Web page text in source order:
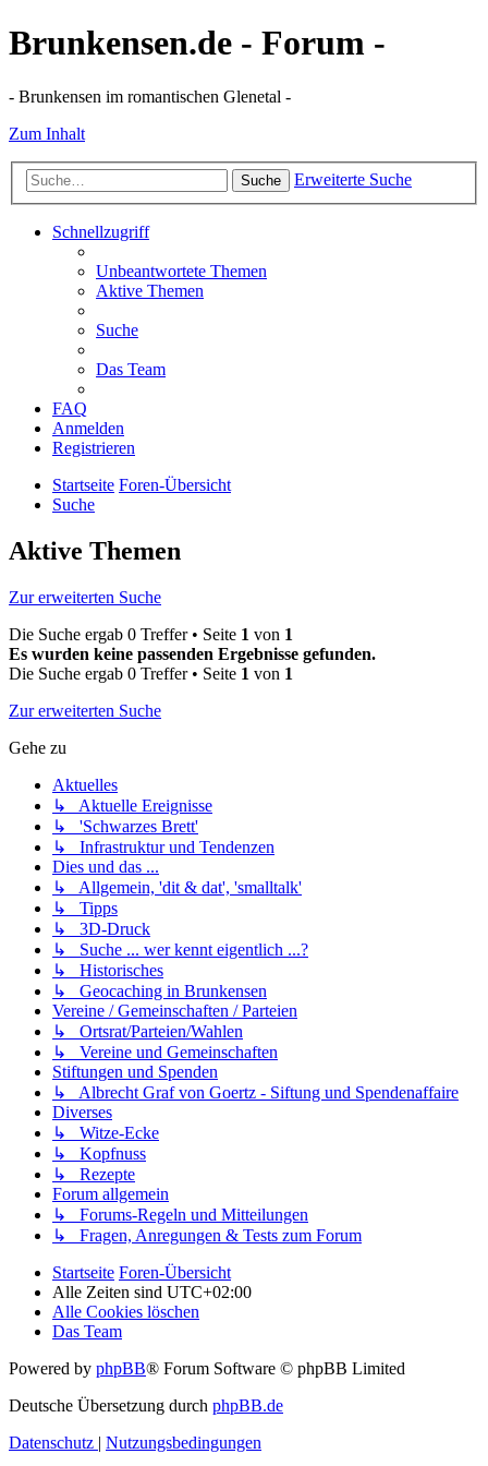
Brunkensen.de - Forum -
- Brunkensen im romantischen Glenetal -
Zum Inhalt
Suche Erweiterte Suche
Schnellzugriff
Unbeantwortete Themen
Aktive Themen
Suche
Das Team
FAQ
Anmelden
Registrieren
Startseite Foren-Übersicht
Suche
Aktive Themen
Zur erweiterten Suche
Die Suche ergab 0 Treffer • Seite 1 von 1
Es wurden keine passenden Ergebnisse gefunden.
Die Suche ergab 0 Treffer • Seite 1 von 1
Zur erweiterten Suche
Gehe zu
Aktuelles
↳ Aktuelle Ereignisse
↳ 'Schwarzes Brett'
↳ Infrastruktur und Tendenzen
Dies und das ...
↳ Allgemein, 'dit & dat', 'smalltalk'
↳ Tipps
↳ 3D-Druck
↳ Suche ... wer kennt eigentlich ...?
↳ Historisches
↳ Geocaching in Brunkensen
Vereine / Gemeinschaften / Parteien
↳ Ortsrat/Parteien/Wahlen
↳ Vereine und Gemeinschaften
Stiftungen und Spenden
↳ Albrecht Graf von Goertz - Siftung und Spendenaffaire
Diverses
↳ Witze-Ecke
↳ Kopfnuss
↳ Rezepte
Forum allgemein
↳ Forums-Regeln und Mitteilungen
↳ Fragen, Anregungen & Tests zum Forum
Startseite Foren-Übersicht
Alle Zeiten sind UTC+02:00
Alle Cookies löschen
Das Team
Powered by phpBB® Forum Software © phpBB Limited
Deutsche Übersetzung durch phpBB.de
Datenschutz | Nutzungsbedingungen